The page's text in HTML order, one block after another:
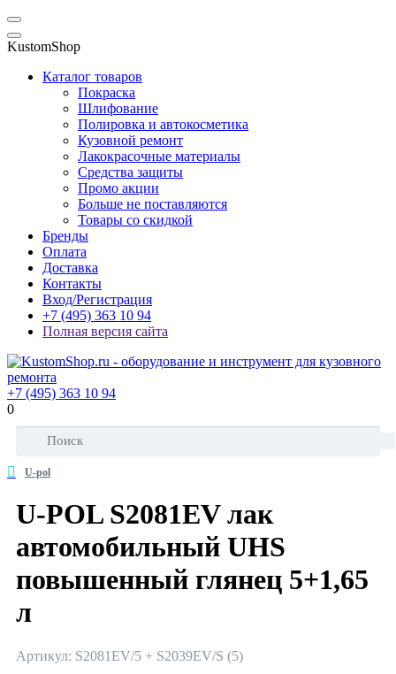
KustomShop
Каталог товаров
Покраска
Шлифование
Полировка и автокосметика
Кузовной ремонт
Лакокрасочные материалы
Средства защиты
Промо акции
Больше не поставляются
Товары со скидкой
Бренды
Оплата
Доставка
Контакты
Вход/Регистрация
+7 (495) 363 10 94
Полная версия сайта
+7 (495) 363 10 94
0
U-pol
U-POL S2081EV лак
автомобильный UHS
повышенный глянец 5+1,65
л
Артикул: S2081EV/5 + S2039EV/S (5)